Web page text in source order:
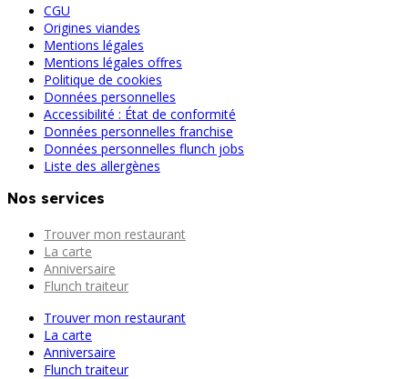
CGU
Origines viandes
Mentions légales
Mentions légales offres
Politique de cookies
Données personnelles
Accessibilité : État de conformité
Données personnelles franchise
Données personnelles flunch jobs
Liste des allergènes
Nos services
Trouver mon restaurant
La carte
Anniversaire
Flunch traiteur
Trouver mon restaurant
La carte
Anniversaire
Flunch traiteur